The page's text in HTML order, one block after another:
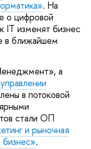
. На
о цифровой
IT изменят бизнес
в ближайшем
а
в потоковой
стали ОП
и рыночная
.